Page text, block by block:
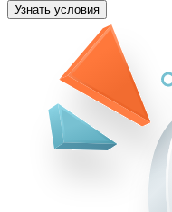
Узнать условия